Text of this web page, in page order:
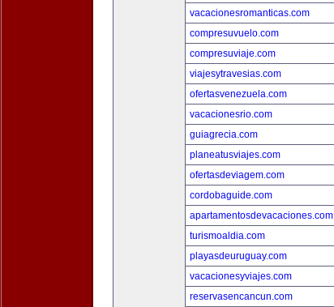
vacacionesromanticas.com
compresuvuelo.com
compresuviaje.com
viajesytravesias.com
ofertasvenezuela.com
vacacionesrio.com
guiagrecia.com
planeatusviajes.com
ofertasdeviagem.com
cordobaguide.com
apartamentosdevacaciones.com
turismoaldia.com
playasdeuruguay.com
vacacionesyviajes.com
reservasencancun.com